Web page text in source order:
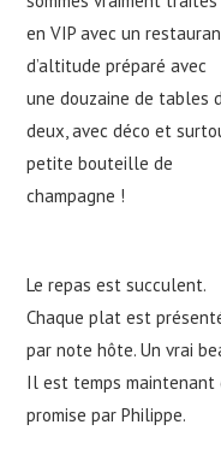
en VIP avec un
d’altitude préparé avec
une douzaine de tables
deux, avec déco et
petite bouteille de
champagne !
Le repas est succulent.
Chaque plat est
par note hôte. Un vrai
Il est temps maintenant
promise par Philippe.